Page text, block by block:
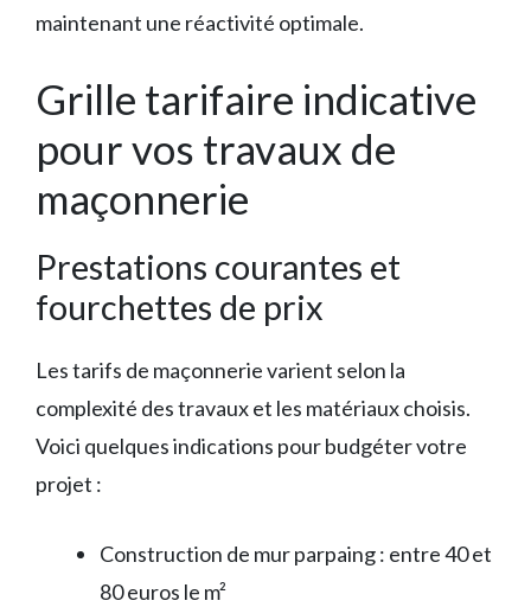
maintenant une réactivité optimale.
Grille tarifaire indicative
pour vos travaux de
maçonnerie
Prestations courantes et
fourchettes de prix
Les tarifs de maçonnerie varient selon la
complexité des travaux et les matériaux choisis.
Voici quelques indications pour budgéter votre
projet :
Construction de mur parpaing : entre 40 et
80 euros le m²